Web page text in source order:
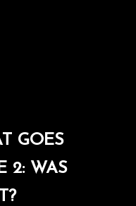
GOES
2: WAS